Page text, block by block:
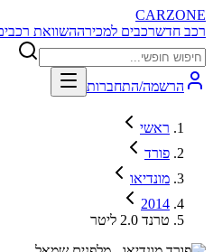
CARZONE
רכב חדשרכבים למכירההשוואת
הרשמה/התחברות
ראשי
פורד
מונדיאו
2014
טרנד 2.0 ליטר